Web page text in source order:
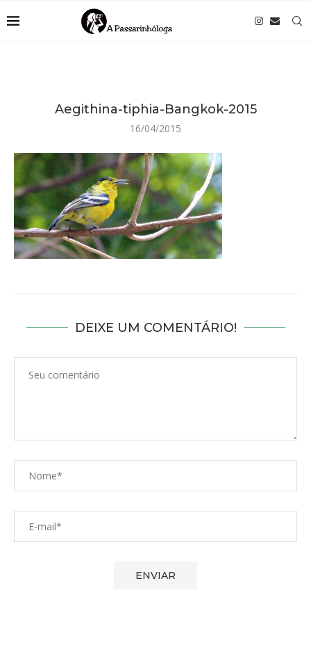
Aegithina-tiphia-Bangkok-2015
16/04/2015
DEIXE UM COMENTÁRIO!